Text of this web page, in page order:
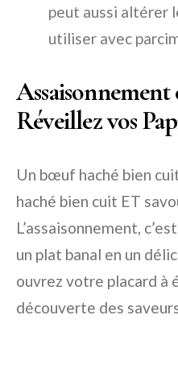
peut aussi altérer
utiliser avec
Assaisonnement
Réveillez vos
Un bœuf haché bien
haché bien cuit ET
L’assaisonnement,
un plat banal en un
ouvrez votre placard à
découverte des